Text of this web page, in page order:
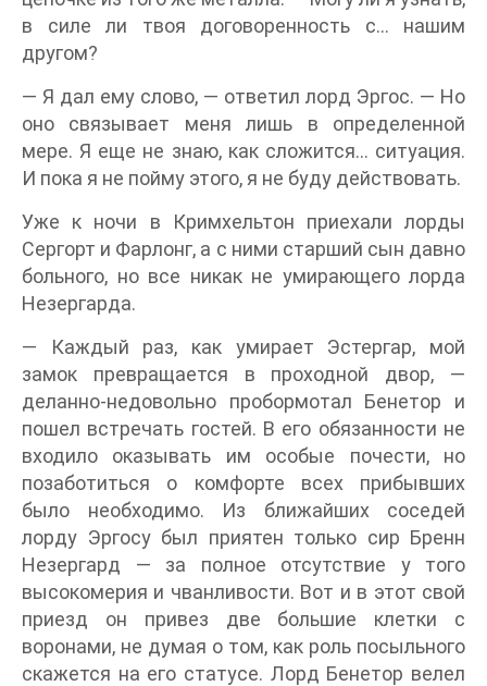
в силе ли твоя договоренность с… нашим
другом?
— Я дал ему слово, — ответил лорд Эргос. — Но
оно связывает меня лишь в определенной
мере. Я еще не знаю, как сложится… ситуация.
И пока я не пойму этого, я не буду действовать.
Уже к ночи в Кримхельтон приехали лорды
Сергорт и Фарлонг, а с ними старший сын давно
больного, но все никак не умирающего лорда
Незергарда.
— Каждый раз, как умирает Эстергар, мой
замок превращается в проходной двор, —
деланно-недовольно пробормотал Бенетор и
пошел встречать гостей. В его обязанности не
входило оказывать им особые почести, но
позаботиться о комфорте всех прибывших
было необходимо. Из ближайших соседей
лорду Эргосу был приятен только сир Бренн
Незергард — за полное отсутствие у того
высокомерия и чванливости. Вот и в этот свой
приезд он привез две большие клетки с
воронами, не думая о том, как роль посыльного
скажется на его статусе. Лорд Бенетор велел